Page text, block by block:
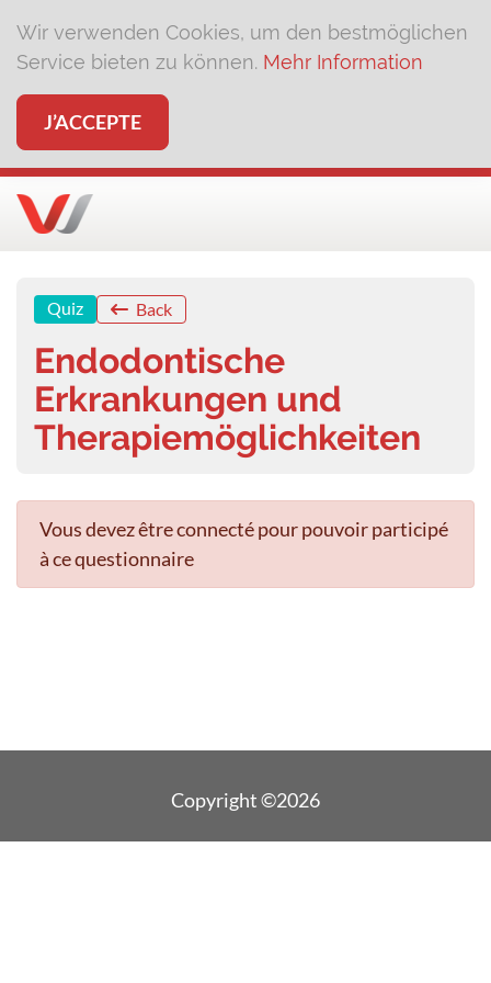
Wir verwenden Cookies, um den bestmöglichen
Service bieten zu können. Mehr Information
J’ACCEPTE
Quiz Back
Endodontische
Erkrankungen und
Therapiemöglichkeiten
Vous devez être connecté pour pouvoir participé
à ce questionnaire
Copyright ©2026